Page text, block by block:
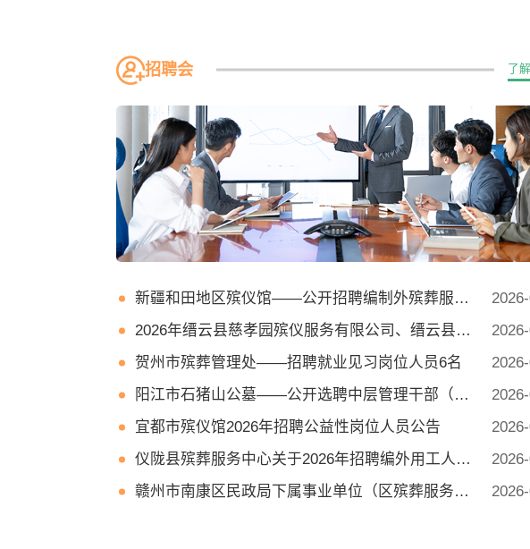
招聘会 了
新疆和田地区殡仪馆——公开招聘编制外殡葬服务人员
2026年缙云县慈孝园殡仪服务有限公司、缙云县静园殡仪服务有限公司招聘工作人员公告
贺州市殡葬管理处——招聘就业见习岗位人员6名
阳江市石猪山公墓——公开选聘中层管理干部（副部长）4名
宜都市殡仪馆2026年招聘公益性岗位人员公告
仪陇县殡葬服务中心关于2026年招聘编外用工人员的公告
赣州市南康区民政局下属事业单位（区殡葬服务中心）——公开招聘编外聘用人员